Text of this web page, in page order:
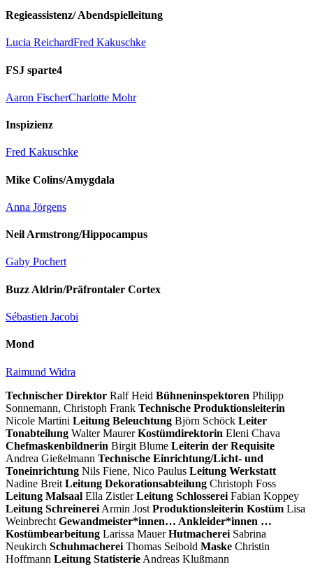
Regieassistenz/ Abendspielleitung
Lucia ReichardFred Kakuschke
FSJ sparte4
Aaron FischerCharlotte Mohr
Inspizienz
Fred Kakuschke
Mike Colins/Amygdala
Anna Jörgens
Neil Armstrong/Hippocampus
Gaby Pochert
Buzz Aldrin/Präfrontaler Cortex
Sébastien Jacobi
Mond
Raimund Widra
Technischer Direktor Ralf Heid Bühneninspektoren Philipp
Sonnemann, Christoph Frank Technische Produktionsleiterin
Nicole Martini Leitung Beleuchtung Björn Schöck Leiter
Tonabteilung Walter MaurerKostümdirektorin Eleni Chava
Chefmaskenbildnerin Birgit Blume Leiterin der Requisite
Andrea Gießelmann Technische Einrichtung/Licht- und
Toneinrichtung Nils Fiene, Nico Paulus Leitung Werkstatt
Nadine Breit Leitung Dekorationsabteilung Christoph Foss
Leitung Malsaal Ella ZistlerLeitung Schlosserei Fabian Koppey
Leitung Schreinerei Armin Jost Produktionsleiterin Kostüm Lisa
Weinbrecht Gewandmeister*innen… Ankleider*innen …
Kostümbearbeitung Larissa MauerHutmacherei Sabrina
Neukirch Schuhmacherei Thomas Seibold Maske Christin
Hoffmann Leitung Statisterie Andreas Klußmann